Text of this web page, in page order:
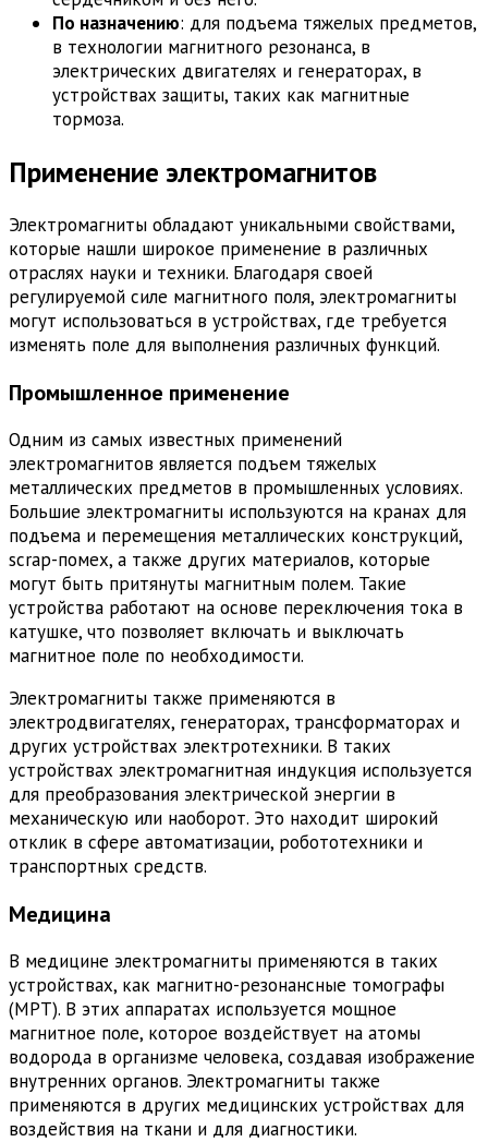
По назначению: для подъема тяжелых предметов,
в технологии магнитного резонанса, в
электрических двигателях и генераторах, в
устройствах защиты, таких как магнитные
тормоза.
Применение электромагнитов
Электромагниты обладают уникальными свойствами,
которые нашли широкое применение в различных
отраслях науки и техники. Благодаря своей
регулируемой силе магнитного поля, электромагниты
могут использоваться в устройствах, где требуется
изменять поле для выполнения различных функций.
Промышленное применение
Одним из самых известных применений
электромагнитов является подъем тяжелых
металлических предметов в промышленных условиях.
Большие электромагниты используются на кранах для
подъема и перемещения металлических конструкций,
scrap-помех, а также других материалов, которые
могут быть притянуты магнитным полем. Такие
устройства работают на основе переключения тока в
катушке, что позволяет включать и выключать
магнитное поле по необходимости.
Электромагниты также применяются в
электродвигателях, генераторах, трансформаторах и
других устройствах электротехники. В таких
устройствах электромагнитная индукция используется
для преобразования электрической энергии в
механическую или наоборот. Это находит широкий
отклик в сфере автоматизации, робототехники и
транспортных средств.
Медицина
В медицине электромагниты применяются в таких
устройствах, как магнитно-резонансные томографы
(МРТ). В этих аппаратах используется мощное
магнитное поле, которое воздействует на атомы
водорода в организме человека, создавая изображение
внутренних органов. Электромагниты также
применяются в других медицинских устройствах для
воздействия на ткани и для диагностики.